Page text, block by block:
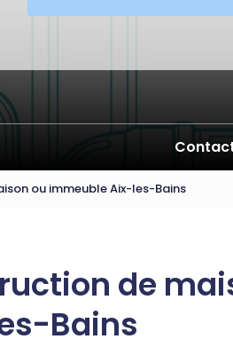
ou immeuble Aix-les-Bains
de
Bains